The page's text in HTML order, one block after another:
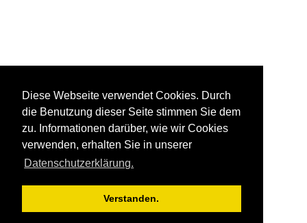
Diese Webseite verwendet Cookies. Durch
die Benutzung dieser Seite stimmen Sie dem
zu. Informationen darüber, wie wir Cookies
verwenden, erhalten Sie in unserer
Datenschutzerklärung.
Verstanden.